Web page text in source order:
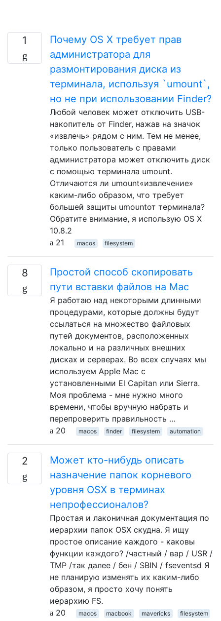
1
Почему OS X требует прав
администратора для
размонтирования диска из
терминала, используя `umount`,
но не при использовании Finder?
Любой человек может отключить USB-
накопитель от Finder, нажав на значок
«извлечь» рядом с ним. Тем не менее,
только пользователь с правами
администратора может отключить диск
с помощью терминала umount.
Отличаются ли umount«извлечение»
каким-либо образом, что требует
большей защиты umountот терминала?
Обратите внимание, я использую OS X
10.8.2
21
macos filesystem
8
Простой способ скопировать
пути вставки файлов на Mac
Я работаю над некоторыми длинными
процедурами, которые должны будут
ссылаться на множество файловых
путей документов, расположенных
локально и на различных внешних
дисках и серверах. Во всех случаях мы
используем Apple Mac с
установленными El Capitan или Sierra.
Моя проблема - мне нужно много
времени, чтобы вручную набрать и
перепроверить правильность …
20
macos finder filesystem automation
2
Может кто-нибудь описать
назначение папок корневого
уровня OSX в терминах
непрофессионалов?
Простая и лаконичная документация по
иерархии папок OSX скудна. Я ищу
простое описание каждого - каковы
функции каждого? /частный / вар / USR /
TMP /так далее / бен / SBIN / fseventsd Я
не планирую изменять их каким-либо
образом, я просто хочу понять
иерархию FS.
20
macos macbook mavericks filesystem